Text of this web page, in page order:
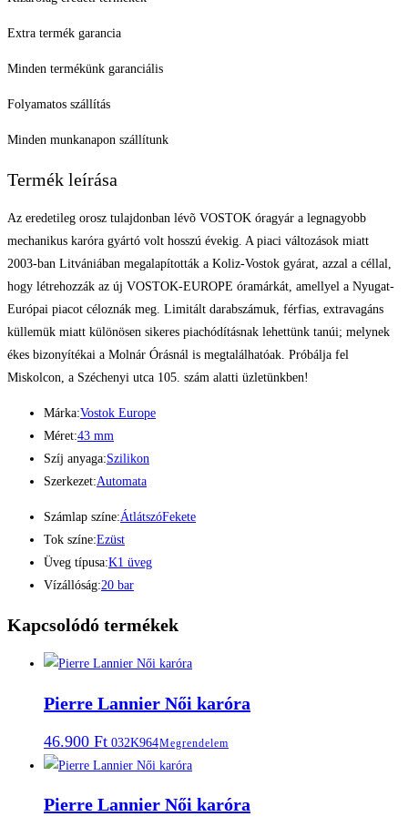
Extra termék garancia
Minden termékünk garanciális
Folyamatos szállítás
Minden munkanapon szállítunk
Termék leírása
Az eredetileg orosz tulajdonban lévõ VOSTOK óragyár a legnagyobb
mechanikus karóra gyártó volt hosszú évekig. A piaci változások miatt
2003-ban Litvániában megalapították a Koliz-Vostok gyárat, azzal a céllal,
hogy létrehozzák az új VOSTOK-EUROPE óramárkát, amellyel a Nyugat-
Európai piacot céloznák meg. Limitált darabszámuk, férfias, extravagáns
küllemük miatt különösen sikeres piachódításnak lehettünk tanúi; melynek
ékes bizonyítékai a Molnár Órásnál is megtalálhatóak. Próbálja fel
Miskolcon, a Széchenyi utca 105. szám alatti üzletünkben!
Márka:Vostok Europe
Méret:43 mm
Szíj anyaga:Szilikon
Szerkezet:Automata
Számlap színe:ÁtlátszóFekete
Tok színe:Ezüst
Üveg típusa:K1 üveg
Vízállóság:20 bar
Kapcsolódó termékek
Pierre Lannier Női karóra
46.900 Ft 032K964Megrendelem
Pierre Lannier Női karóra